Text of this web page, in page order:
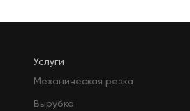
Услуги
Механическая резка
Вырубка